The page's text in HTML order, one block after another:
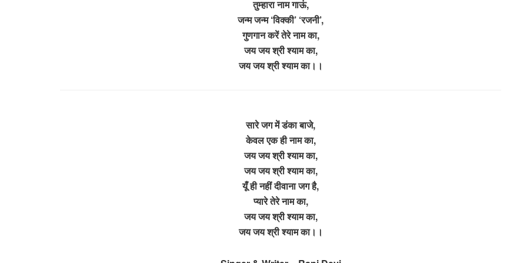
तुम्हारा नाम गाऊं,
जन्म जन्म ‘विक्की’ ‘रजनी’,
गुणगान करें तेरे नाम का,
जय जय श्री श्याम का,
जय जय श्री श्याम का।।
सारे जग में डंका बाजे,
केवल एक ही नाम का,
जय जय श्री श्याम का,
जय जय श्री श्याम का,
यूँ ही नहीं दीवाना जग है,
प्यारे तेरे नाम का,
जय जय श्री श्याम का,
जय जय श्री श्याम का।।